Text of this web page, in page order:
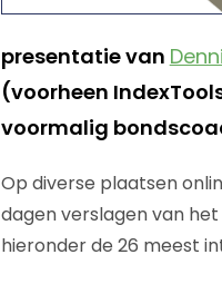
presentatie van
(voorheen
voormalig
Op diverse plaatsen
dagen verslagen van
hieronder de 26 meest